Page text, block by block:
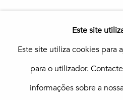
info@in-the-pink.com
Gerir cookies
Copyright © 2026 In The
Este site
Este site utiliza cookies para
para o utilizador.
informações sobre a